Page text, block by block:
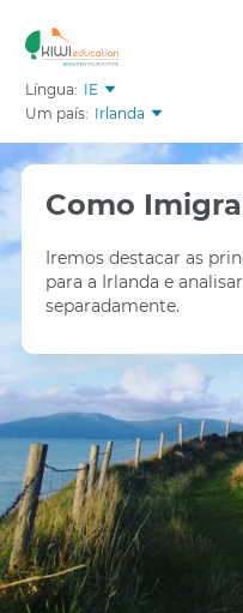
Língua: IE
Um país: Irlanda
Como
Iremos destacar as
para a Irlanda e
separadamente.